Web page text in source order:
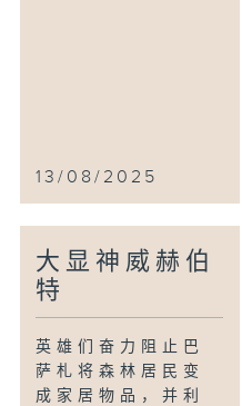
13/08/2025
大显神威赫伯
特
英雄们奋力阻止巴
萨札将森林居民变
成家居物品，并利